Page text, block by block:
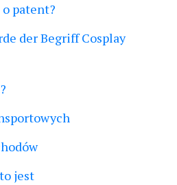
patent?
der Begriff Cosplay
jest